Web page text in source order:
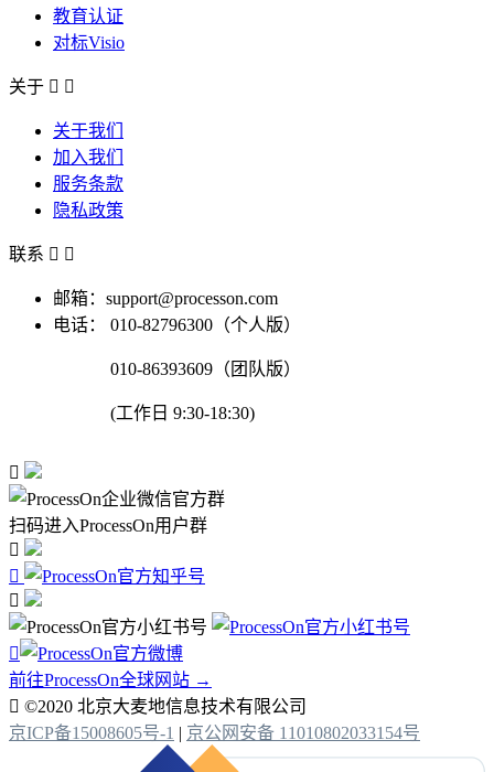
教育认证
对标Visio
关于  
关于我们
加入我们
服务条款
隐私政策
联系  
邮箱：support@processon.com
电话：
010-82796300（个人版）
010-86393609（团队版）
(工作日 9:30-18:30)

扫码进入ProcessOn用户群




前往ProcessOn全球网站 →
 ©2020 北京大麦地信息技术有限公司
京ICP备15008605号-1 | 京公网安备 11010802033154号